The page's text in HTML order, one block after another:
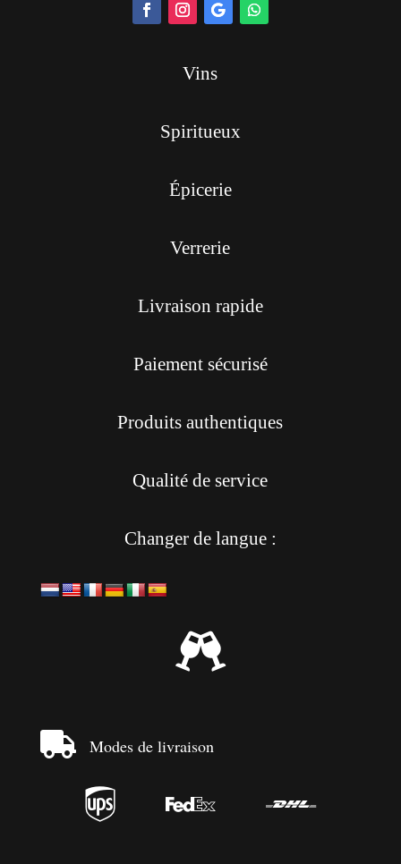
Vins
Spiritueux
Épicerie
Verrerie
Livraison rapide
Paiement sécurisé
Produits authentiques
Qualité de service
Changer de langue :

 Modes de livraison
  